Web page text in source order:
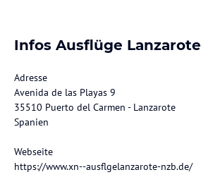
Infos Ausflüge Lanzarote
Adresse
Avenida de las Playas 9
35510 Puerto del Carmen - Lanzarote
Spanien
Webseite
https://www.xn--ausflgelanzarote-nzb.de/